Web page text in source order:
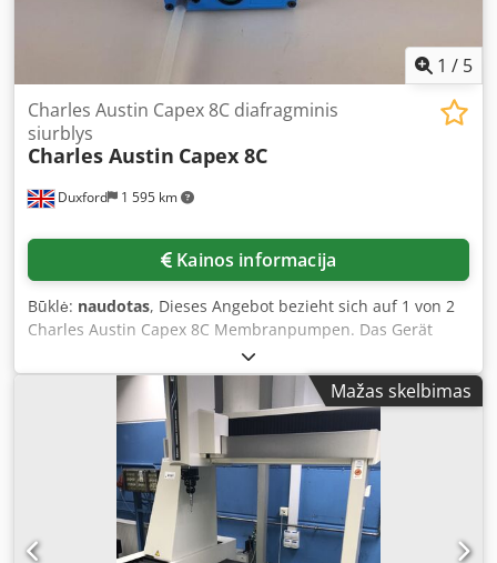
1 / 5
Duxford 1 595 km
Charles Austin Capex 8C diafragminis
siurblys
Charles Austin Capex 8C
Kainos informacija
Būklė: naudotas, Dieses Angebot bezieht sich auf 1 von 2
Charles Austin Capex 8C Membranpumpen. Das Gerät
befindet sich in voll funktionsfähigem Zustand und ist
sofort einsatzbereit. Die Charles Austin Capex 8C ist eine
hocheffiziente Membranpumpe, die speziell für den
Laborarbeitsplatz entwickelt wurde und eine saubere,
ölfreie Vakuum- sowie Druckquelle bereitstellt. Mit ihrem
robusten Gehäuse aus Aluminiumlegierung und
fortschrittlicher Konstruktion setzt die Capex 8C neue
Maßstäbe für vielseitige Laborvakuum- und
Drucklösungen. Djdpfx Agexxx U Ijgjwa
Mažas skelbimas